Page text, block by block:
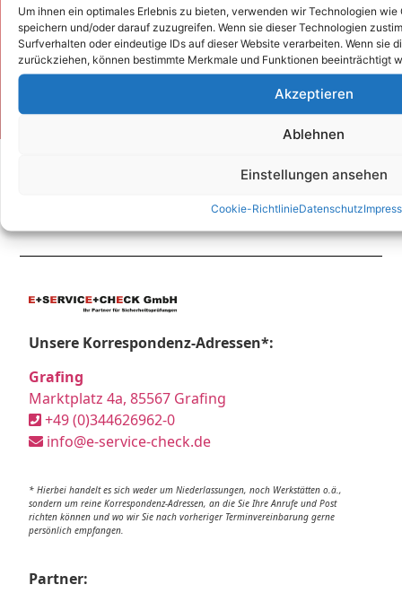
Um ihnen ein optimales Erlebnis zu bieten, verwenden wir Technologien
speichern und/oder darauf zuzugreifen. Wenn sie dieser Technologien
Surfverhalten oder eindeutige IDs auf dieser Website verarbeiten. Wenn sie
zurückziehen, können bestimmte Merkmale und Funktionen beeinträchtigt
Akzeptieren
Ablehnen
Einstellungen ansehen
Cookie-RichtlinieDatenschutz
Zum Kontaktformular
Unsere Korrespondenz-Adressen*:
Grafing
Marktplatz 4a, 85567 Grafing
+49 (0)344626962-0
info@e-service-check.de
* Hierbei handelt es sich weder um Niederlassungen, noch Werkstätten o.ä.,
sondern um reine Korrespondenz-Adressen, an die Sie Ihre Anrufe und Post
richten können und wo wir Sie nach vorheriger Terminvereinbarung gerne
persönlich empfangen.
Partner: